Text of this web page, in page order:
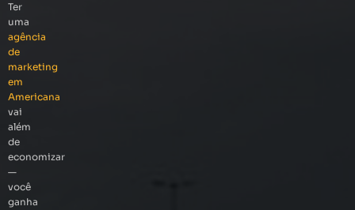
Ter
uma
agência
de
marketing
em
Americana
vai
além
de
economizar
—
você
ganha